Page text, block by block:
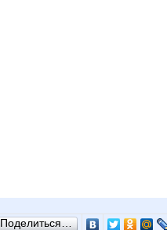
Поделиться…